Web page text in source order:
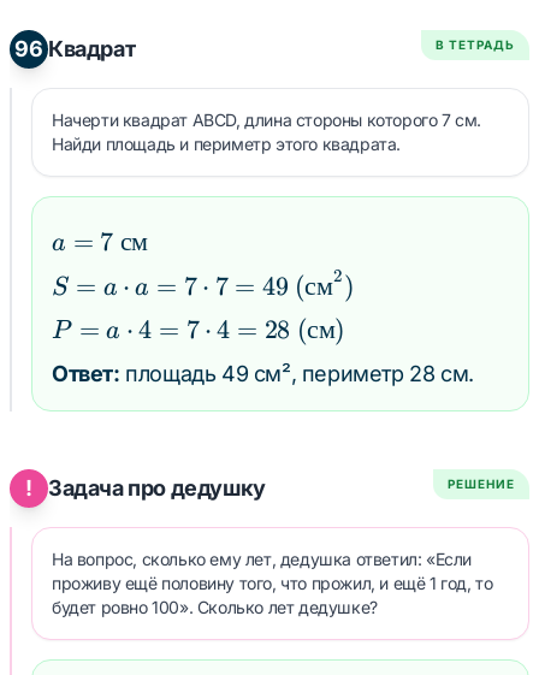
100
700
76
: 4
=
100
-
=
81
96 :
24
: 4)
=
100
-
(40
9)
=
-
49
96 Квадрат
Начерти квадрат ABCD, длина стороны которого 7 см.
Найди площадь и периметр этого квадрата.
В ТЕТРАДЬ
a = 7
\text{
см}
a = 7 см
S = a \cdot a
= 7 \cdot 7 =
49 \text{
(см}^2\text{)}
S = a ⋅ a = 7 ⋅ 7 = 49 (см2)
P = a
\cdot
4 = 7
\text{
P = a ⋅ 4 = 7 ⋅ 4 = 28 (см)
Ответ: площадь 49 см², периметр 28 см.
! Задача про дедушку
На вопрос, сколько ему лет, дедушка ответил: «Если
проживу ещё половину того, что прожил, и ещё 1 год, то
будет ровно 100». Сколько лет дедушке?
РЕШЕНИЕ